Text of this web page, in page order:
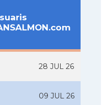
28 JUL 26
09 JUL 26